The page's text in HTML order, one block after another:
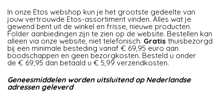
In onze Etos webshop kun je het grootste gedeelte van
jouw vertrouwde Etos-assortiment vinden. Alles wat je
gewend bent uit de winkel en frisse, nieuwe producten.
Folder aanbiedingen zijn te zien op de website. Bestellen kan
alleen via onze website, niet telefonisch. Gratis thuisbezorgd
bij een minimale besteding vanaf € 69,95 euro aan
boodschappen en geen bezorgkosten. Besteld u onder
de € 69,95 dan betaald u € 5,99 verzendkosten.
Geneesmiddelen worden uitsluitend op Nederlandse
adressen geleverd